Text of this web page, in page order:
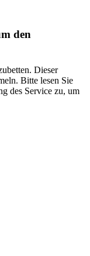
den
Dieser
Bitte lesen Sie
des Service zu, um